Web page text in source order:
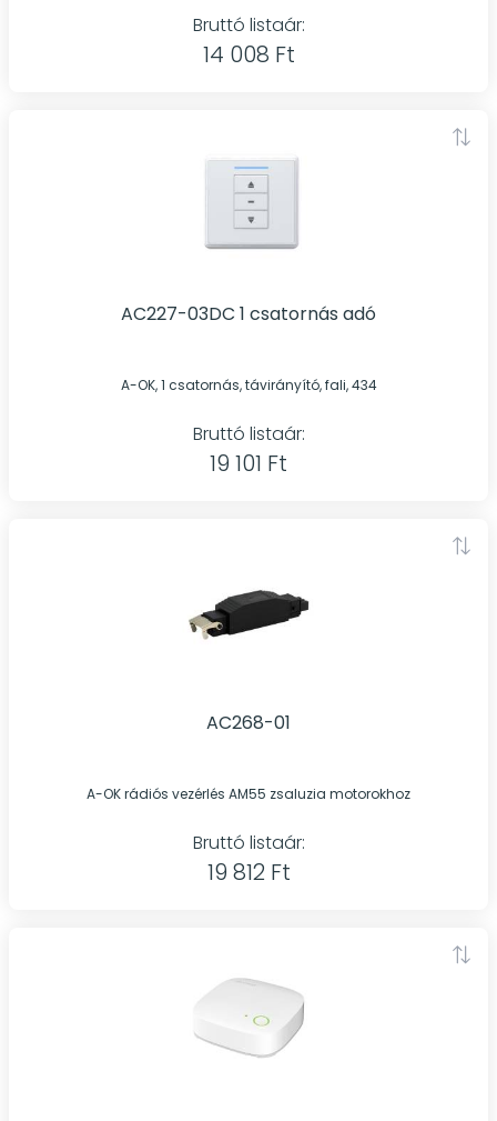
Bruttó listaár:
14 008 Ft
AC227-03DC 1 csatornás adó
A-OK, 1 csatornás, távirányító, fali, 434
Bruttó listaár:
19 101 Ft
AC268-01
A-OK rádiós vezérlés AM55 zsaluzia motorokhoz
Bruttó listaár:
19 812 Ft